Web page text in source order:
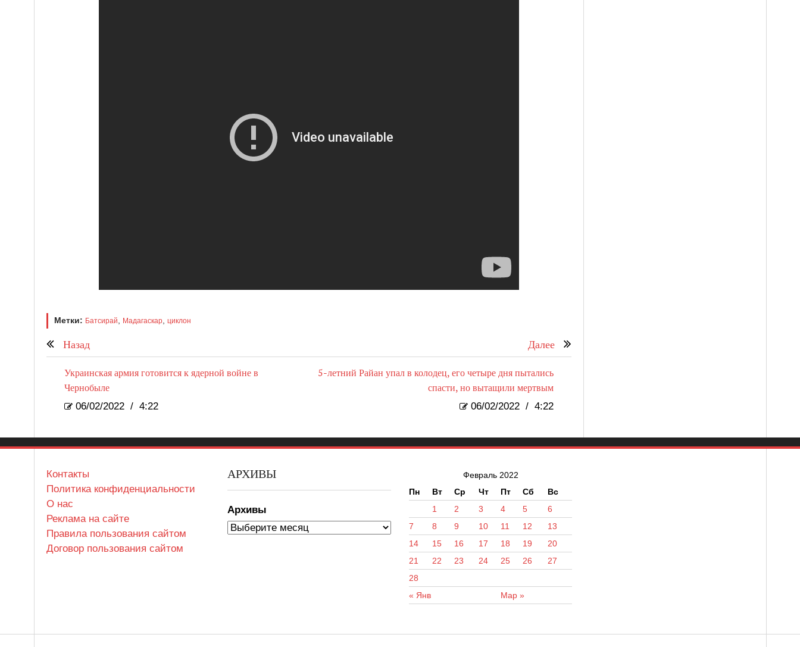
Метки: Батсирай Мадагаскар, циклон
Назад Далее
Украинская армия готовится к ядерной войне в
Чернобыле
06/02/2022 / 4:22
5-летний Райан упал в колодец, его четыре дня пытались
спасти, но вытащили мертвым
06/02/2022 / 4:22
Контакты
Политика конфиденциальности
О нас
Реклама на сайте
Правила пользования сайтом
Договор пользования сайтом
АРХИВЫ
Архивы
Февраль 2022
Пн
Вт Ср Чт Пт Сб Вс
« Янв Мар »
1 2 3 4 5
6
7
8 9 10 11 12
13
14
15 16 17 18 19
20
21
22 23 24 25 26
27
28